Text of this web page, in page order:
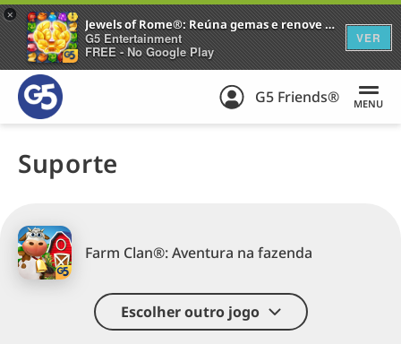
Jewels of Rome®: Reúna gemas e renove a cidade
G5 Entertainment
FREE - No Google Play
VER
+
G5 Friends® MENU
Suporte
Farm Clan®: Aventura na fazenda
Escolher outro jogo